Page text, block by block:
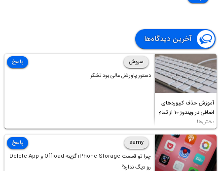
آخرین دیدگاه‌ها
آموزش حذف کیبوردهای
اضافی در ویندوز ۱۰ از تمام
بخش‌ها
سروش
دستور پاورشل عالی بود تشکر
پاسخ
samy
چرا تو قسمت iPhone Storage گزینه Offload و Delete App
رو دیگ نداره؟
پاسخ